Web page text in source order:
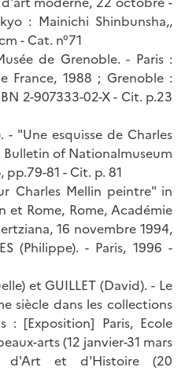
: Mainichi Shinbunsha,,
- Cat. n°71
de Grenoble. - Paris :
France, 1988 ; Grenoble :
2-907333-02-X - Cit. p.23
- "Une esquisse de Charles
of Nationalmuseum
pp.79-81 - Cit. p. 81
Charles Mellin peintre" in
et Rome, Rome, Académie
16 novembre 1994,
(Philippe). - Paris, 1996 -
et GUILLET (David). - Le
siècle dans les collections
: [Exposition] Paris, Ecole
arts (12 janvier-31 mars
d'Art et d'Histoire (20